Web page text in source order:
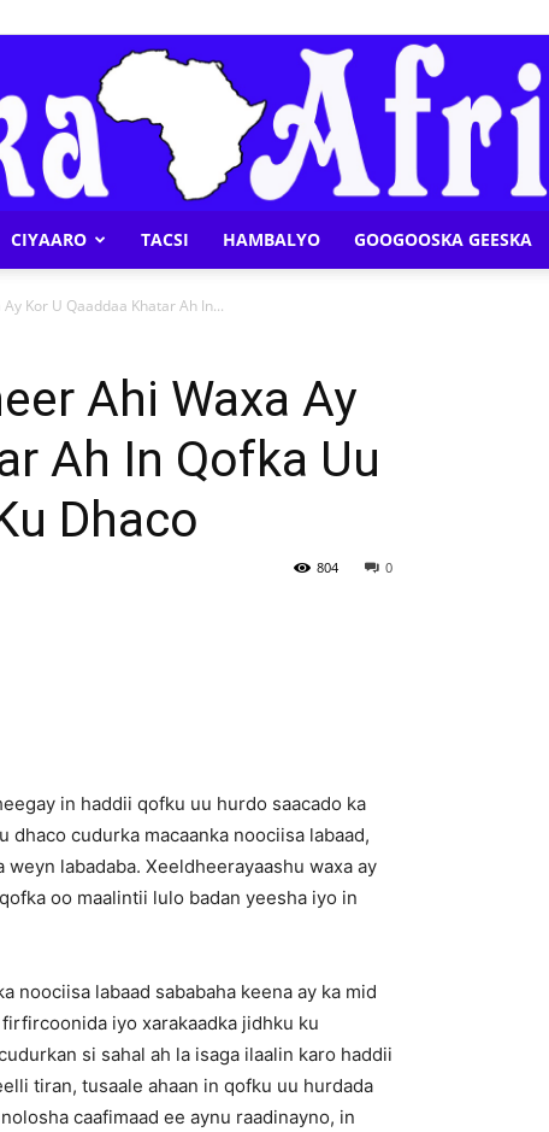
Afrika
CIYAARO TACSI HAMBALYO GOOGOOSKA GEESKA
Kor U Qaaddaa Khatar Ah In...
Ahi Waxa Ay
Ah In Qofka Uu
Dhaco
0
804
in haddii qofku uu hurdo saacado ka
cudurka macaanka noociisa labaad,
weyn labadaba. Xeeldheerayaashu waxa ay
oo maalintii lulo badan yeesha iyo in
noociisa labaad sababaha keena ay ka mid
iyo xarakaadka jidhku ku
si sahal ah la isaga ilaalin karo haddii
tiran, tusaale ahaan in qofku uu hurdada
caafimaad ee aynu raadinayno, in